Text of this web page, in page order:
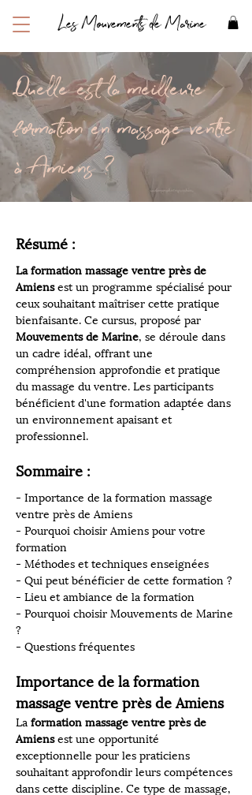
Les Mouvements de Marine
Quelle est la meilleure
formation en massage ventre
à Amiens ?
Résumé :
La formation massage ventre près de
Amiens est un programme spécialisé pour
ceux souhaitant maîtriser cette pratique
bienfaisante. Ce cursus, proposé par
Mouvements de Marine, se déroule dans
un cadre idéal, offrant une
compréhension approfondie et pratique
du massage du ventre. Les participants
bénéficient d'une formation adaptée dans
un environnement apaisant et
professionnel.
Sommaire :
- Importance de la formation massage
ventre près de Amiens
- Pourquoi choisir Amiens pour votre
formation
- Méthodes et techniques enseignées
- Qui peut bénéficier de cette formation ?
- Lieu et ambiance de la formation
- Pourquoi choisir Mouvements de Marine
?
- Questions fréquentes
Importance de la formation
massage ventre près de Amiens
La formation massage ventre près de
Amiens est une opportunité
exceptionnelle pour les praticiens
souhaitant approfondir leurs compétences
dans cette discipline. Ce type de massage,